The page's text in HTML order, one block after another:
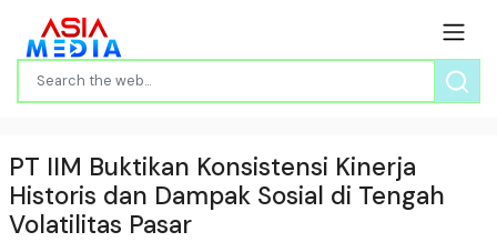
PT IIM Buktikan Konsistensi Kinerja
Historis dan Dampak Sosial di Tengah
Volatilitas Pasar